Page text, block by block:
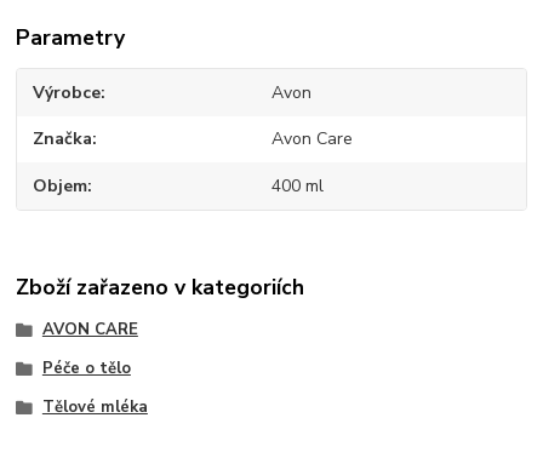
Parametry
Výrobce Avon
Značka Avon Care
Objem 400 ml
Zboží zařazeno v kategoriích
AVON CARE
Péče o tělo
Tělové mléka